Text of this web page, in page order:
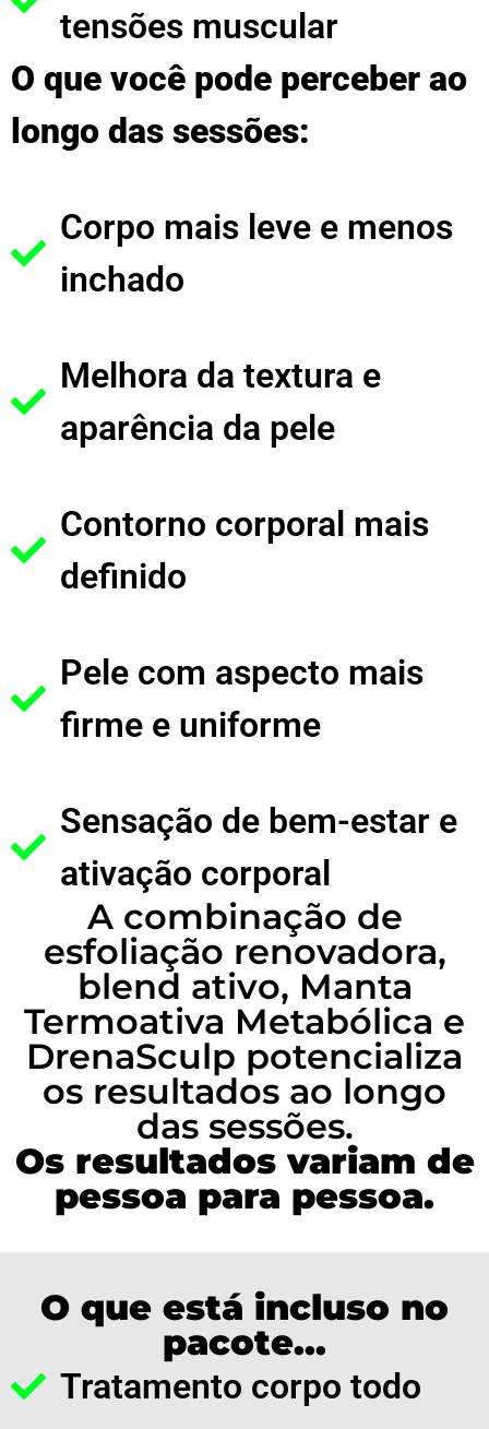
tensões muscular
O que você pode perceber ao
longo das sessões:
Corpo mais leve e menos
inchado
Melhora da textura e
aparência da pele
Contorno corporal mais
definido
Pele com aspecto mais
firme e uniforme
Sensação de bem-estar e
ativação corporal
A combinação de
esfoliação renovadora,
blend ativo, Manta
Termoativa Metabólica e
DrenaSculp potencializa
os resultados ao longo
das sessões.
Os resultados variam de
pessoa para pessoa.
O que está incluso no
pacote...
Tratamento corpo todo